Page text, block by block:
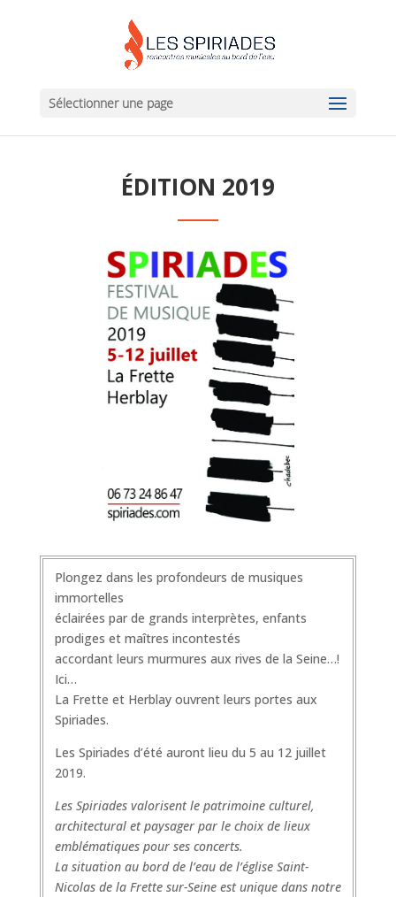
Sélectionner une page
ÉDITION 2019
Plongez dans les profondeurs de musiques
immortelles
éclairées par de grands interprètes, enfants
prodiges et maîtres incontestés
accordant leurs murmures aux rives de la Seine…!
Ici…
La Frette et Herblay ouvrent leurs portes aux
Spiriades.
Les Spiriades d’été auront lieu du 5 au 12 juillet
2019.
Les Spiriades valorisent le patrimoine culturel,
architectural et paysager par le choix de lieux
emblématiques pour ses concerts.
La situation au bord de l’eau de l’église Saint-
Nicolas de la Frette sur-Seine est unique dans notre